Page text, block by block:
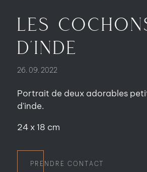
LES
D'INDE
26. 09. 2022
Portrait de deux adorables
d'inde.
24 x 18 cm
PRENDRE CONTACT